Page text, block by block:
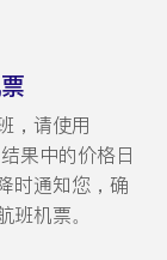
，请使用
果中的价格日
时通知您，确
机票。